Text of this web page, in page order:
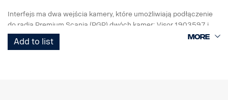
Interfejs ma dwa wejścia kamery, które umożliwiają podłączenie
do radia Premium Scania (PGR) dwóch kamer: Visor 1903597 i
kamery monitorującej bok pojazdu 2633324.
Add to list